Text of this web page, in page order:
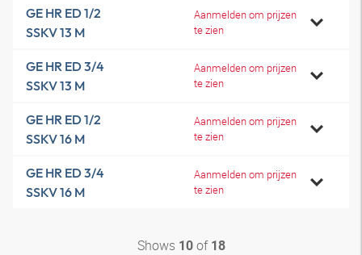
GE HR ED 1/2
SSKV 13 M
Aanmelden om prijzen
te zien
GE HR ED 3/4
SSKV 13 M
Aanmelden om prijzen
te zien
GE HR ED 1/2
SSKV 16 M
Aanmelden om prijzen
te zien
GE HR ED 3/4
SSKV 16 M
Aanmelden om prijzen
te zien
Shows 10of 18